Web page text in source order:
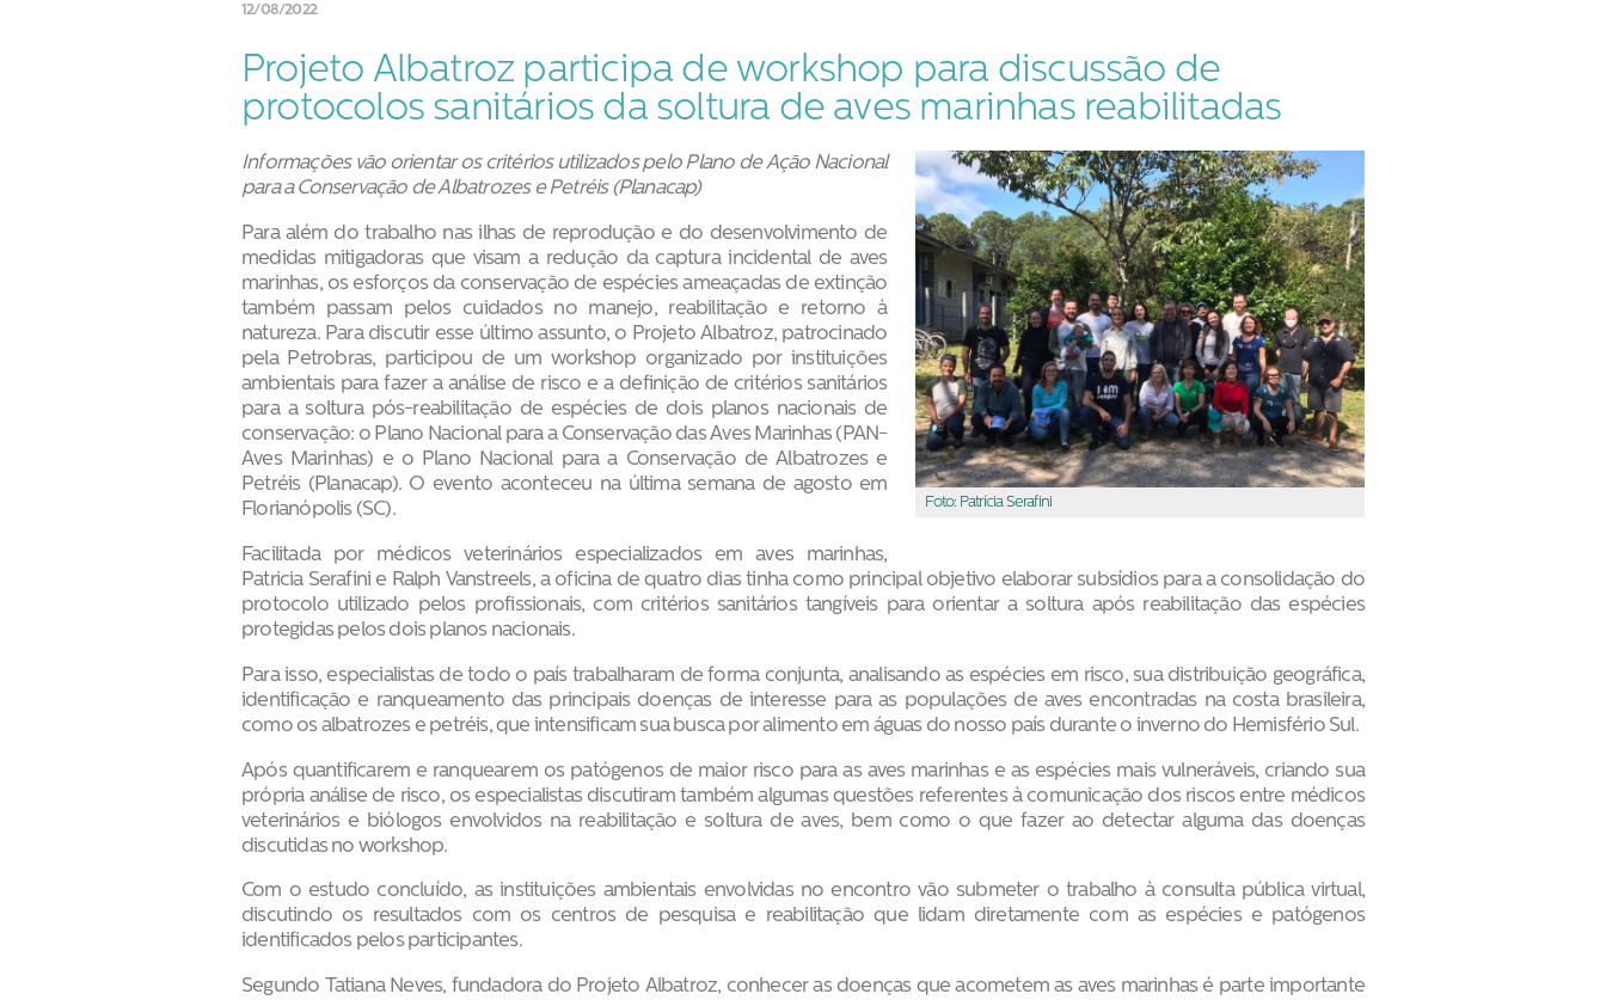
12/08/2022
Projeto Albatroz participa de workshop para discussão de
protocolos sanitários da soltura de aves marinhas reabilitadas
Foto: Patrícia Serafini
Informações vão orientar os critérios utilizados pelo Plano de Ação Nacional
para a Conservação de Albatrozes e Petréis (Planacap)
Para além do trabalho nas ilhas de reprodução e do desenvolvimento de
medidas mitigadoras que visam a redução da captura incidental de aves
marinhas, os esforços da conservação de espécies ameaçadas de extinção
também passam pelos cuidados no manejo, reabilitação e retorno à
natureza. Para discutir esse último assunto, o Projeto Albatroz, patrocinado
pela Petrobras, participou de um workshop organizado por instituições
ambientais para fazer a análise de risco e a definição de critérios sanitários
para a soltura pós-reabilitação de espécies de dois planos nacionais de
conservação: o Plano Nacional para a Conservação das Aves Marinhas (PAN-
Aves Marinhas) e o Plano Nacional para a Conservação de Albatrozes e
Petréis (Planacap). O evento aconteceu na última semana de agosto em
Florianópolis (SC).
Facilitada por médicos veterinários especializados em aves marinhas,
Patricia Serafini e Ralph Vanstreels, a oficina de quatro dias tinha como principal objetivo elaborar subsídios para a consolidação do
protocolo utilizado pelos profissionais, com critérios sanitários tangíveis para orientar a soltura após reabilitação das espécies
protegidas pelos dois planos nacionais.
Para isso, especialistas de todo o país trabalharam de forma conjunta, analisando as espécies em risco, sua distribuição geográfica,
identificação e ranqueamento das principais doenças de interesse para as populações de aves encontradas na costa brasileira,
como os albatrozes e petréis, que intensificam sua busca por alimento em águas do nosso país durante o inverno do Hemisfério Sul.
Após quantificarem e ranquearem os patógenos de maior risco para as aves marinhas e as espécies mais vulneráveis, criando sua
própria análise de risco, os especialistas discutiram também algumas questões referentes à comunicação dos riscos entre médicos
veterinários e biólogos envolvidos na reabilitação e soltura de aves, bem como o que fazer ao detectar alguma das doenças
discutidas no workshop.
Com o estudo concluído, as instituições ambientais envolvidas no encontro vão submeter o trabalho à consulta pública virtual,
discutindo os resultados com os centros de pesquisa e reabilitação que lidam diretamente com as espécies e patógenos
identificados pelos participantes.
Segundo Tatiana Neves, fundadora do Projeto Albatroz, conhecer as doenças que acometem as aves marinhas é parte importante